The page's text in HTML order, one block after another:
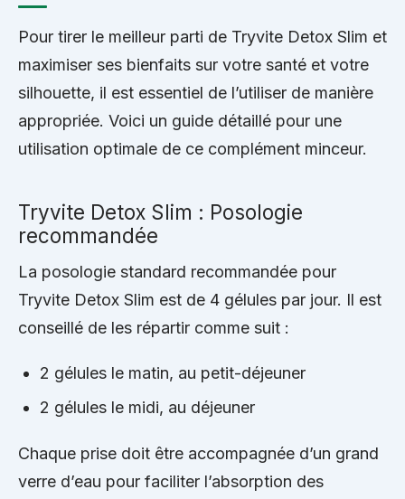
Pour tirer le meilleur parti de Tryvite Detox Slim et
maximiser ses bienfaits sur votre santé et votre
silhouette, il est essentiel de l’utiliser de manière
appropriée. Voici un guide détaillé pour une
utilisation optimale de ce complément minceur.
Tryvite Detox Slim : Posologie
recommandée
La posologie standard recommandée pour
Tryvite Detox Slim est de 4 gélules par jour. Il est
conseillé de les répartir comme suit :
2 gélules le matin, au petit-déjeuner
2 gélules le midi, au déjeuner
Chaque prise doit être accompagnée d’un grand
verre d’eau pour faciliter l’absorption des